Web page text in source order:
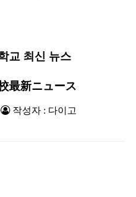
교 최신 뉴스
最新ニュース
작성자 : 다이고